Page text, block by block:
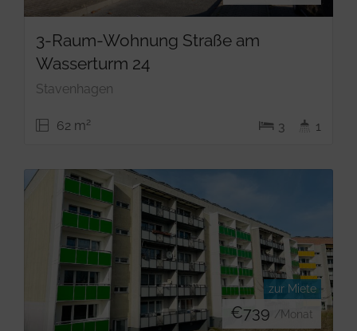
3-Raum-Wohnung Straße am
Wasserturm 24
Stavenhagen
62 m2 3 1
zur Miete
€739 /Monat